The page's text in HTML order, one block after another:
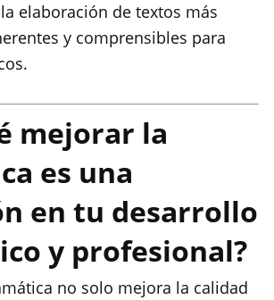
elaboración de textos más
y comprensibles para
mejorar la
es una
en tu desarrollo
y profesional?
no solo mejora la calidad